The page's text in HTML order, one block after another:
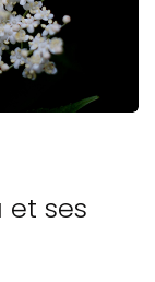
et ses